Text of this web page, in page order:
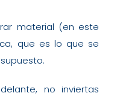
material (en este
que es lo que se
no inviertas